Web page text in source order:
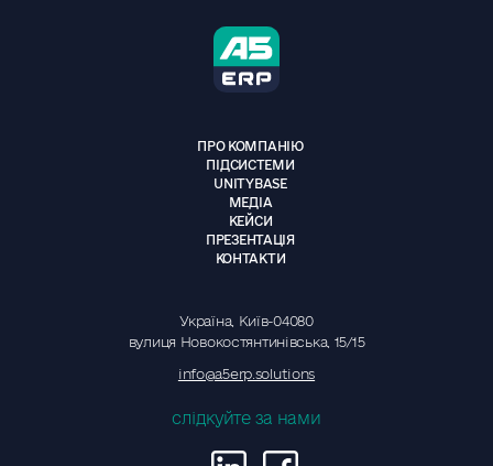
ПРО КОМПАНІЮ
ПІДСИСТЕМИ
UNITYBASE
МЕДІА
КЕЙСИ
ПРЕЗЕНТАЦІЯ
КОНТАКТИ
Україна, Київ-04080
вулиця Новокостянтинівська, 15/15
info@a5erp.solutions
слідкуйте за нами